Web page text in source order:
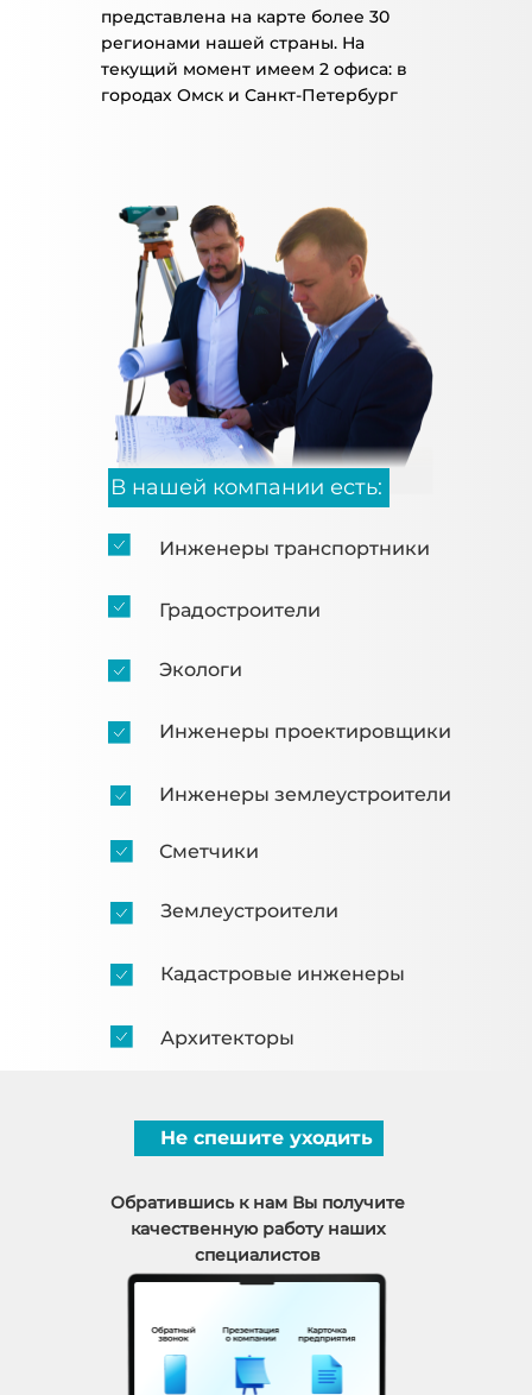
представлена на карте более 30
регионами нашей страны. На
текущий момент имеем 2 офиса: в
городах Омск и Санкт-Петербург
В нашей компании есть:
Инженеры транспортники
Градостроители
Экологи
Инженеры проектировщики
Инженеры землеустроители
Сметчики
Землеустроители
Кадастровые инженеры
Архитекторы
Обратившись к нам Вы получите
качественную работу наших
специалистов
Не спешите уходить